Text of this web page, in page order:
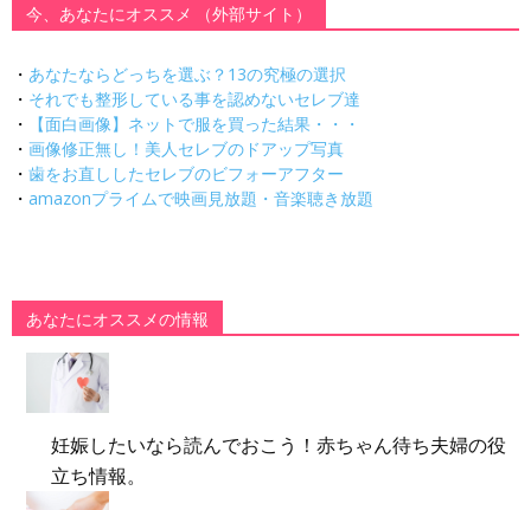
今、あなたにオススメ （外部サイト）
・ あなたならどっちを選ぶ？13の究極の選択
・ それでも整形している事を認めないセレブ達
・
【面白画像】ネットで服を買った結果・・・
・ 画像修正無し！美人セレブのドアップ写真
・ 歯をお直ししたセレブのビフォーアフター
・ amazonプライムで映画見放題・音楽聴き放題
あなたにオススメの情報
妊娠したいなら読んでおこう！赤ちゃん待ち夫婦の役
立ち情報。